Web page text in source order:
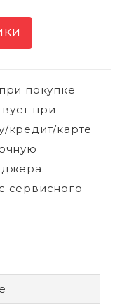
покупке
при
кредит/карте
сервисного